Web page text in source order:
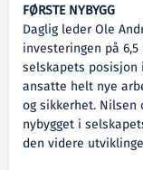
FØRSTE NYBYGG
Daglig leder Ole
investeringen på
selskapets
ansatte helt nye
og sikkerhet.
nybygget i
den videre